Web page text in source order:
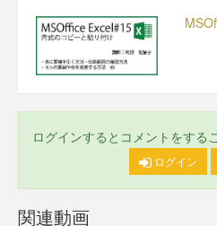
ログインするとコメントをする
ログイン
関連動画